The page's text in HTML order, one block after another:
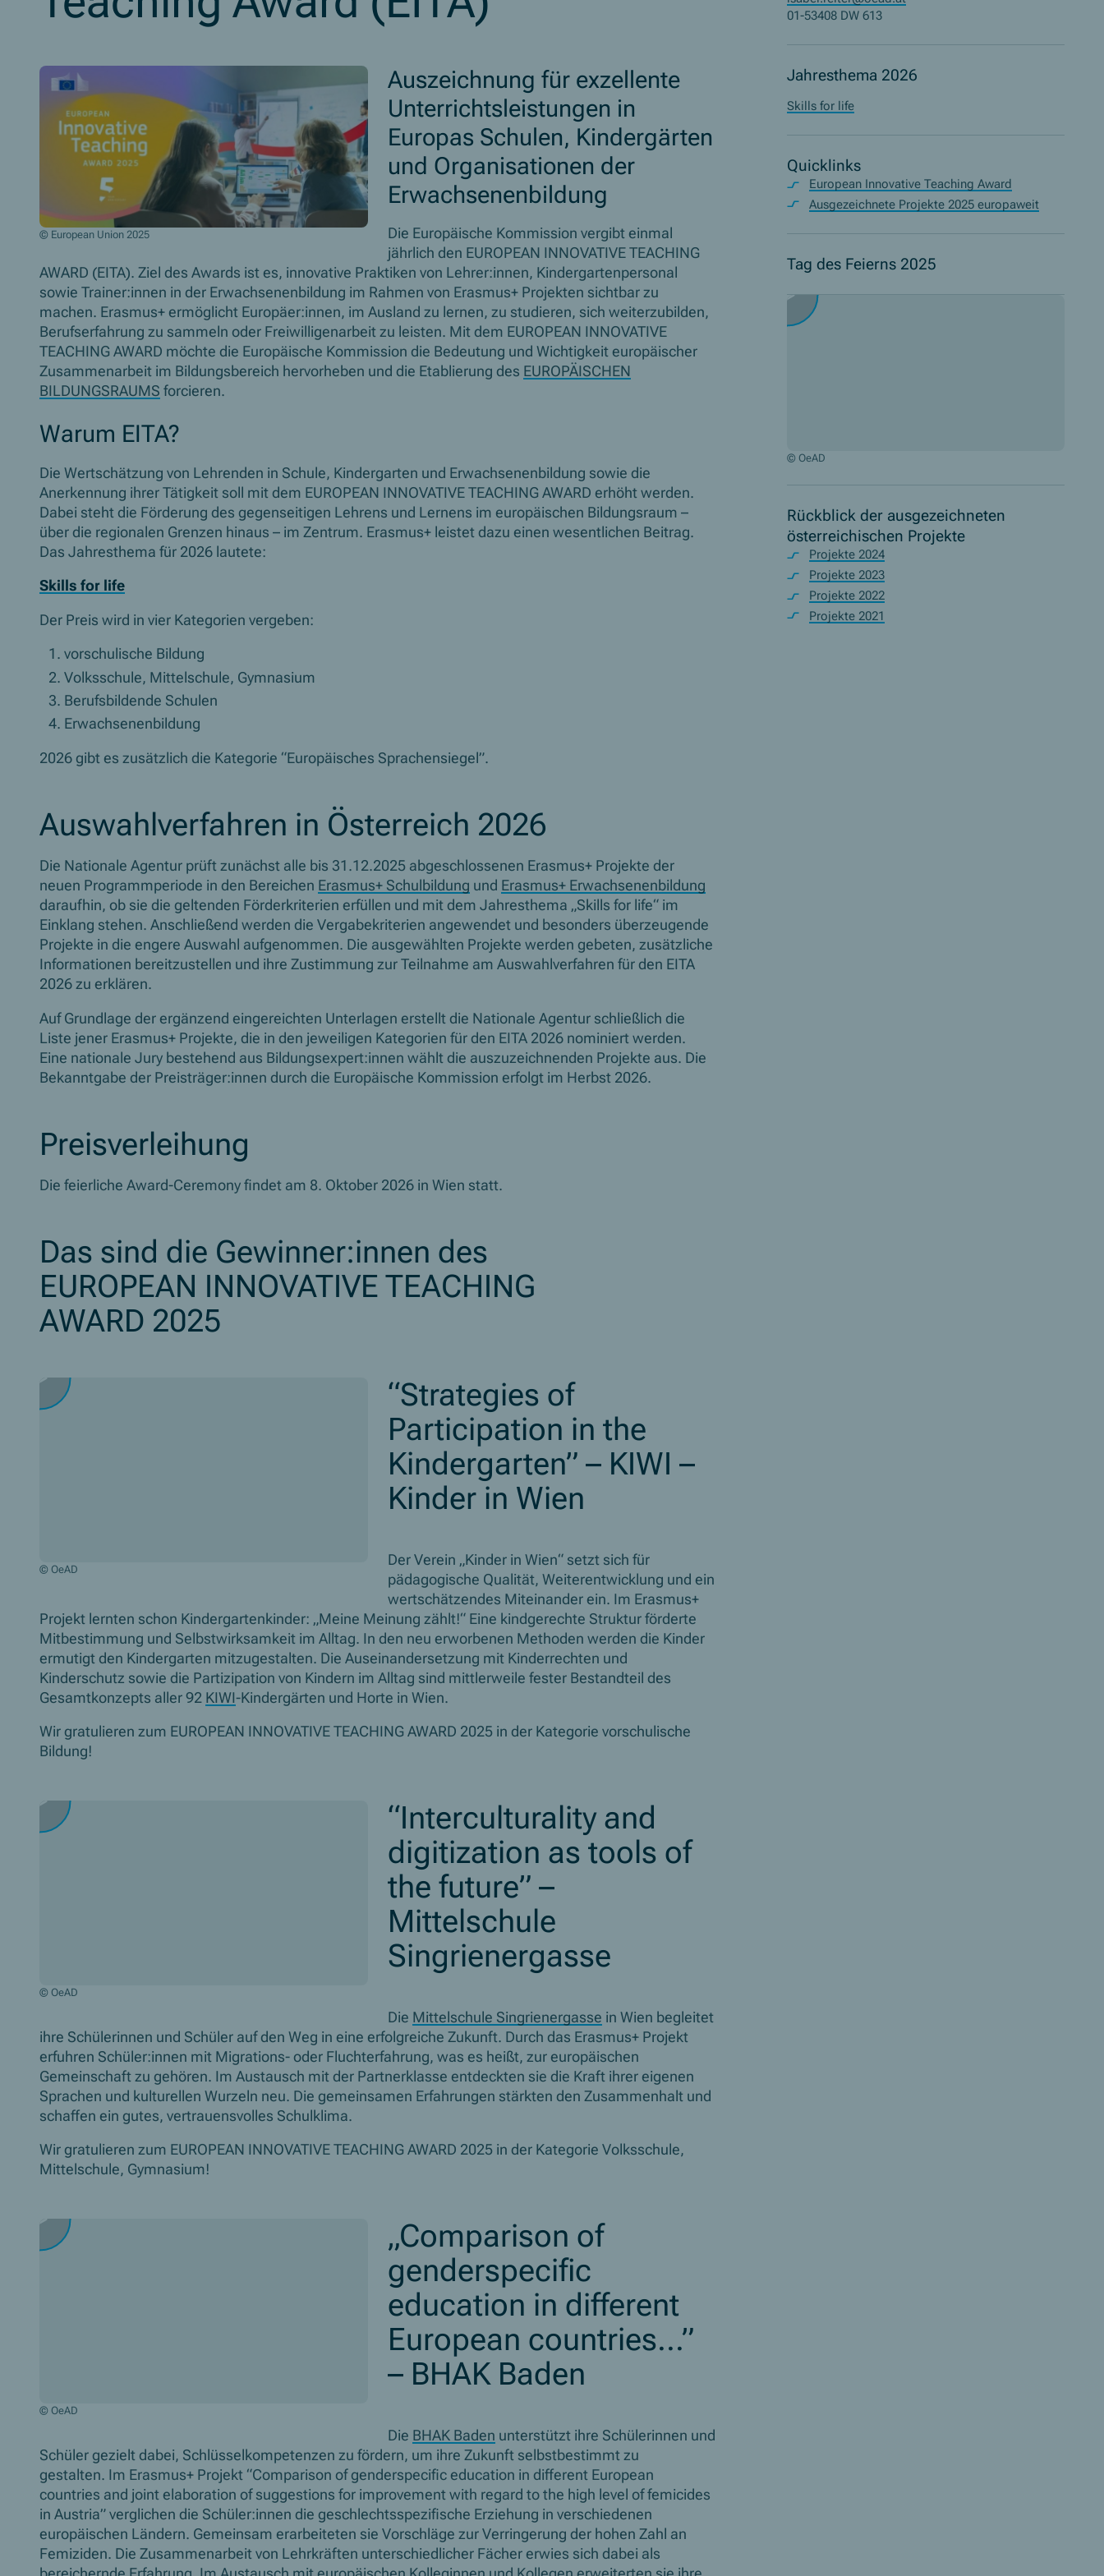
© European Union 2025
Auszeichnung für exzellente
Unterrichtsleistungen in
Europas Schulen, Kindergärten
und Organisationen der
Erwachsenenbildung
Die Europäische Kommission vergibt einmal
jährlich den EUROPEAN INNOVATIVE TEACHING
AWARD (EITA). Ziel des Awards ist es, innovative Praktiken von Lehrer:innen, Kindergartenpersonal
sowie Trainer:innen in der Erwachsenenbildung im Rahmen von Erasmus+ Projekten sichtbar zu
machen. Erasmus+ ermöglicht Europäer:innen, im Ausland zu lernen, zu studieren, sich weiterzubilden,
Berufserfahrung zu sammeln oder Freiwilligenarbeit zu leisten. Mit dem EUROPEAN INNOVATIVE
TEACHING AWARD möchte die Europäische Kommission die Bedeutung und Wichtigkeit europäischer
Zusammenarbeit im Bildungsbereich hervorheben und die Etablierung des EUROPÄISCHEN
BILDUNGSRAUMS forcieren.
Warum EITA?
Die Wertschätzung von Lehrenden in Schule, Kindergarten und Erwachsenenbildung sowie die
Anerkennung ihrer Tätigkeit soll mit dem EUROPEAN INNOVATIVE TEACHING AWARD erhöht werden.
Dabei steht die Förderung des gegenseitigen Lehrens und Lernens im europäischen Bildungsraum –
über die regionalen Grenzen hinaus – im Zentrum. Erasmus+ leistet dazu einen wesentlichen Beitrag.
Das Jahresthema für 2026 lautete:
Skills for life
Der Preis wird in vier Kategorien vergeben:
vorschulische Bildung
Volksschule, Mittelschule, Gymnasium
Berufsbildende Schulen
Erwachsenenbildung
2026 gibt es zusätzlich die Kategorie “Europäisches Sprachensiegel”.
Auswahlverfahren in Österreich 2026
Die Nationale Agentur prüft zunächst alle bis 31.12.2025 abgeschlossenen Erasmus+ Projekte der
neuen Programmperiode in den Bereichen Erasmus+ Schulbildung und Erasmus+ Erwachsenenbildung
daraufhin, ob sie die geltenden Förderkriterien erfüllen und mit dem Jahresthema „Skills for life“ im
Einklang stehen. Anschließend werden die Vergabekriterien angewendet und besonders überzeugende
Projekte in die engere Auswahl aufgenommen. Die ausgewählten Projekte werden gebeten, zusätzliche
Informationen bereitzustellen und ihre Zustimmung zur Teilnahme am Auswahlverfahren für den EITA
2026 zu erklären.
Auf Grundlage der ergänzend eingereichten Unterlagen erstellt die Nationale Agentur schließlich die
Liste jener Erasmus+ Projekte, die in den jeweiligen Kategorien für den EITA 2026 nominiert werden.
Eine nationale Jury bestehend aus Bildungsexpert:innen wählt die auszuzeichnenden Projekte aus. Die
Bekanntgabe der Preisträger:innen durch die Europäische Kommission erfolgt im Herbst 2026.
Preisverleihung
Die feierliche Award-Ceremony findet am 8. Oktober 2026 in Wien statt.
Das sind die Gewinner:innen des
EUROPEAN INNOVATIVE TEACHING
AWARD 2025
© OeAD
“Strategies of
Participation in the
Kindergarten” – KIWI –
Kinder in Wien
Der Verein „Kinder in Wien“ setzt sich für
pädagogische Qualität, Weiterentwicklung und ein
wertschätzendes Miteinander ein. Im Erasmus+
Projekt lernten schon Kindergartenkinder: „Meine Meinung zählt!“ Eine kindgerechte Struktur förderte
Mitbestimmung und Selbstwirksamkeit im Alltag. In den neu erworbenen Methoden werden die Kinder
ermutigt den Kindergarten mitzugestalten. Die Auseinandersetzung mit Kinderrechten und
Kinderschutz sowie die Partizipation von Kindern im Alltag sind mittlerweile fester Bestandteil des
Gesamtkonzepts aller 92 KIWI-Kindergärten und Horte in Wien.
Wir gratulieren zum EUROPEAN INNOVATIVE TEACHING AWARD 2025 in der Kategorie vorschulische
Bildung!
© OeAD
“Interculturality and
digitization as tools of
the future” –
Mittelschule
Singrienergasse
Die Mittelschule Singrienergasse in Wien begleitet
ihre Schülerinnen und Schüler auf den Weg in eine erfolgreiche Zukunft. Durch das Erasmus+ Projekt
erfuhren Schüler:innen mit Migrations- oder Fluchterfahrung, was es heißt, zur europäischen
Gemeinschaft zu gehören. Im Austausch mit der Partnerklasse entdeckten sie die Kraft ihrer eigenen
Sprachen und kulturellen Wurzeln neu. Die gemeinsamen Erfahrungen stärkten den Zusammenhalt und
schaffen ein gutes, vertrauensvolles Schulklima.
Wir gratulieren zum EUROPEAN INNOVATIVE TEACHING AWARD 2025 in der Kategorie Volksschule,
Mittelschule, Gymnasium!
© OeAD
„Comparison of
genderspecific
education in different
European countries...”
– BHAK Baden
Die BHAK Baden unterstützt ihre Schülerinnen und
Schüler gezielt dabei, Schlüsselkompetenzen zu fördern, um ihre Zukunft selbstbestimmt zu
gestalten. Im Erasmus+ Projekt “Comparison of genderspecific education in different European
countries and joint elaboration of suggestions for improvement with regard to the high level of femicides
in Austria” verglichen die Schüler:innen die geschlechtsspezifische Erziehung in verschiedenen
europäischen Ländern. Gemeinsam erarbeiteten sie Vorschläge zur Verringerung der hohen Zahl an
Femiziden. Die Zusammenarbeit von Lehrkräften unterschiedlicher Fächer erwies sich dabei als
01-53408 DW 613
Jahresthema 2026
Skills for life
Quicklinks
European Innovative Teaching Award
Ausgezeichnete Projekte 2025 europaweit
Tag des Feierns 2025
© OeAD
Rückblick der ausgezeichneten
österreichischen Projekte
Projekte 2024
Projekte 2023
Projekte 2022
Projekte 2021